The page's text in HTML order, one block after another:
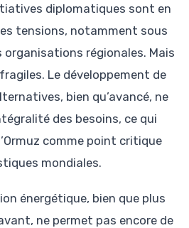
diplomatiques sont en
tensions, notamment sous
organisations régionales. Mais
Le développement de
bien qu’avancé, ne
des besoins, ce qui
comme point critique
mondiales.
énergétique, bien que plus
ne permet pas encore de